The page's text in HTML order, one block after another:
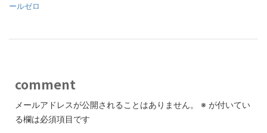
ールゼロ
comment
メールアドレスが公開されることはありません。 ※ が付いてい
る欄は必須項目です